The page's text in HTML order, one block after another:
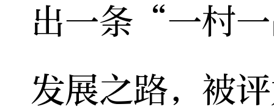
出一条“一村
发展之路，被